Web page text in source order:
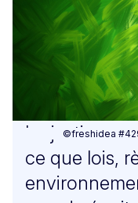
©freshidea
La justice
ce que lois,